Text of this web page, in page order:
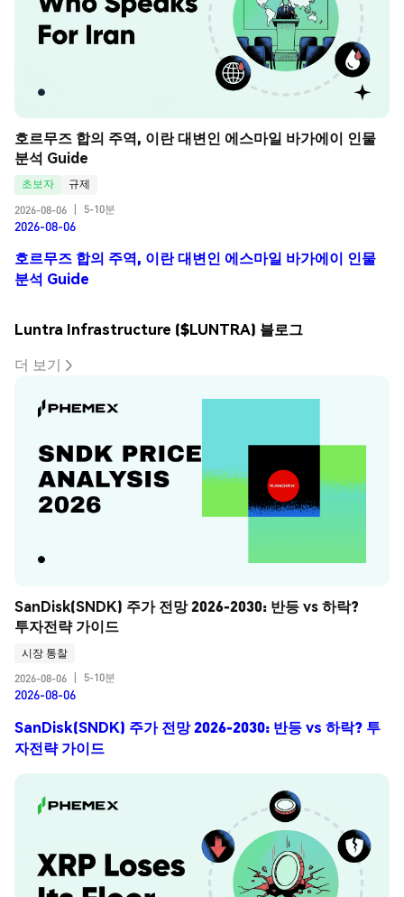
호르무즈 합의 주역, 이란 대변인 에스마일 바가에이 인물
분석 Guide
초보자
규제
2026-08-06
5-10분
2026-08-06
호르무즈 합의 주역, 이란 대변인 에스마일 바가에이 인물
분석 Guide
Luntra Infrastructure ($LUNTRA) 블로그
더 보기
SanDisk(SNDK) 주가 전망 2026-2030: 반등 vs 하락?
투자전략 가이드
시장 통찰
2026-08-06
5-10분
2026-08-06
SanDisk(SNDK) 주가 전망 2026-2030: 반등 vs 하락? 투
자전략 가이드